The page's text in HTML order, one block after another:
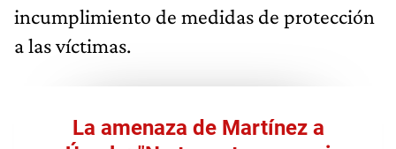
incumplimiento de medidas de protección
a las víctimas.
La amenaza de Martínez a